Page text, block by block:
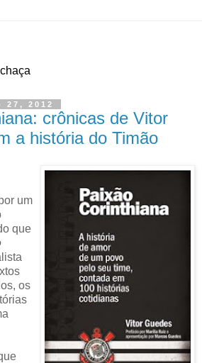
2012
crônicas de Vitor
a história do Timão
um
que
os